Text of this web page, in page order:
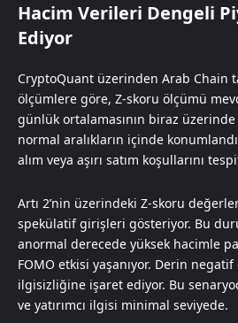
Hacim Verileri Dengeli
Ediyor
CryptoQuant üzerinden Arab Chain
ölçümlere göre, Z-skoru ölçümü
günlük ortalamasının biraz
normal aralıkların içinde
alım veya aşırı satım koşullarını
Artı 2’nin üzerindeki Z-skoru
spekülatif girişleri gösteriyor. Bu
anormal derecede yüksek hacimle
FOMO etkisi yaşanıyor. Derin
ilgisizliğine işaret ediyor. Bu
ve yatırımcı ilgisi minimal seviyede.